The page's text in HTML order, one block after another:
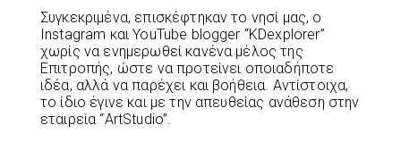
Συγκεκριμένα, επισκέφτηκαν το νησί μας, ο
Instagram και YouTube blogger “KDexplorer”
χωρίς να ενημερωθεί κανένα μέλος της
Επιτροπής, ώστε να προτείνει οποιαδήποτε
ιδέα, αλλά να παρέχει και βοήθεια. Αντίστοιχα,
το ίδιο έγινε και με την απευθείας ανάθεση στην
εταιρεία “ArtStudio”.